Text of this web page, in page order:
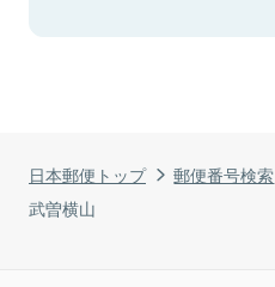
日本郵便トップ 郵便番号検索
武曽横山